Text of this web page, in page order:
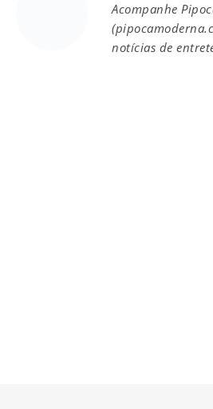
Acompanhe
notícias de